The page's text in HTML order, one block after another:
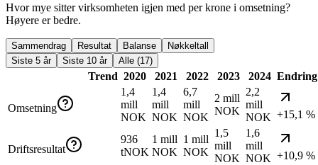
Hvor mye sitter virksomheten igjen med per krone i omsetning?
Høyere er bedre.
Sammendrag Resultat Balanse
Nøkkeltall
Siste 5 år
Siste 10 år Alle (17)
Trend 2020 2021 2022 2023 2024 Endring
Omsetning
1,4
mill
NOK
1,4
mill
NOK
6,7
mill
NOK
2 mill
NOK
2,2
mill
NOK +15,1 %
Driftsresultat
936
tNOK
1 mill
NOK
1 mill
NOK
1,5
mill
NOK
1,6
mill
NOK +10,9 %